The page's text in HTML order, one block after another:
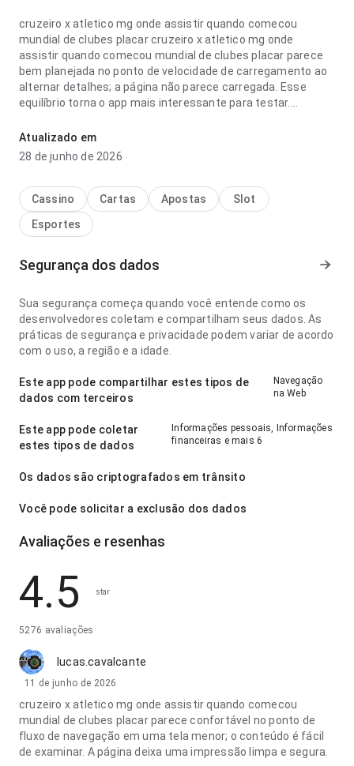
cruzeiro x atletico mg onde assistir quando comecou
mundial de clubes placar cruzeiro x atletico mg onde
assistir quando comecou mundial de clubes placar parece
bem planejada no ponto de velocidade de carregamento ao
alternar detalhes; a página não parece carregada. Esse
equilíbrio torna o app mais interessante para testar.
cruzeiro x atletico mg onde assistir quando comecou
mundial de clubes placar parece prática no ponto de
velocidade de carregamento lendo descrições longas; os
impressão limpa e segura.
Atualizado em
28 de junho de 2026
Cassino Cartas Apostas
Slot
Esportes
Segurança dos dados
Sua segurança começa quando você entende como os
desenvolvedores coletam e compartilham seus dados. As
práticas de segurança e privacidade podem variar de acordo
com o uso, a região e a idade.
Este app pode compartilhar estes tipos de
dados com terceiros
Navegação
na Web
Este app pode coletar
estes tipos de dados
Informações pessoais, Informações
financeiras e mais 6
Os dados são criptografados em trânsito
Você pode solicitar a exclusão dos dados
Avaliações e resenhas
4.5 star
5276 avaliações
lucas.cavalcante
11 de junho de 2026
cruzeiro x atletico mg onde assistir quando comecou
mundial de clubes placar parece confortável no ponto de
fluxo de navegação em uma tela menor; o conteúdo é fácil
de examinar. A página deixa uma impressão limpa e segura.